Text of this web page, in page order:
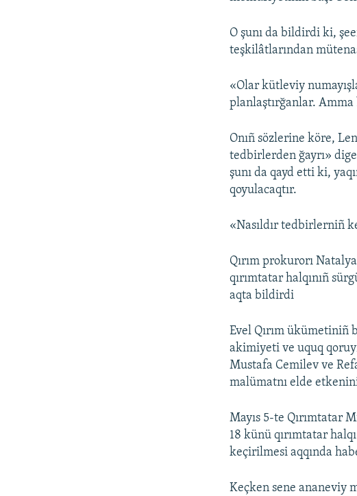
O şunı da bildirdi ki,
teşkilâtlarından
«Olar kütleviy
planlaştırğanlar. Amma
Onıñ sözlerine köre,
tedbirlerden ğayrı»
şunı da qayd etti ki,
qoyulacaqtır.
«Nasıldır tedbirlerniñ
Qırım prokurorı
qırımtatar halqınıñ
aqta bildirdi
Evel Qırım ükümetiniñ
akimiyeti ve uquq
Mustafa Cemilev ve
malümatnı elde
Mayıs 5-te Qırımtatar
18 künü qırımtatar
keçirilmesi aqqında
Keçken sene ananeviy